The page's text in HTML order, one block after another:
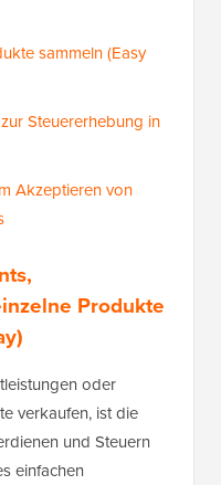
sammeln (Easy
Steuererhebung in
Akzeptieren von
Produkte
oder
verkaufen, ist die
und Steuern
einfachen